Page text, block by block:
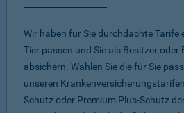
Wir haben für Sie durchdachte Tarife
Tier passen und Sie als Besitzer oder
absichern. Wählen Sie die für Sie
unseren
Schutz oder Premium Plus-Schutz